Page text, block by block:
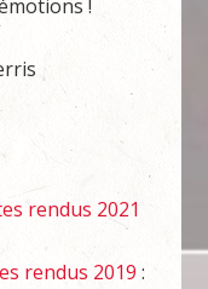
!
rendus 2021
rendus 2019 :